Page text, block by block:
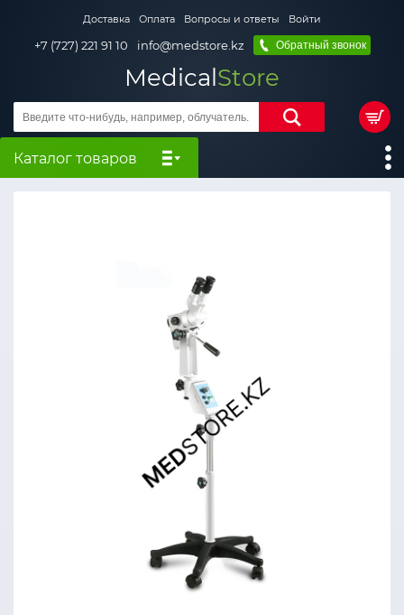
Доставка Оплата Вопросы и ответы Войти
+7 (727) 221 91 10 info@medstore.kz Обратный звонок
MedicalStore
Каталог товаров